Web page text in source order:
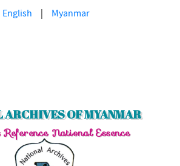
English | Myanmar
ARCHIVES OF MYANMAR
National Essence